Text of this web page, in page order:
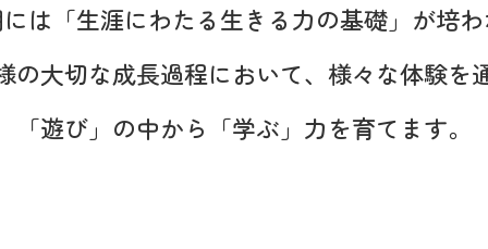
は 「生涯にわたる生きる力の基礎」が培
の大切な成長過程において、 様々な体験を
「遊び」の中から「学ぶ」力を育てます。